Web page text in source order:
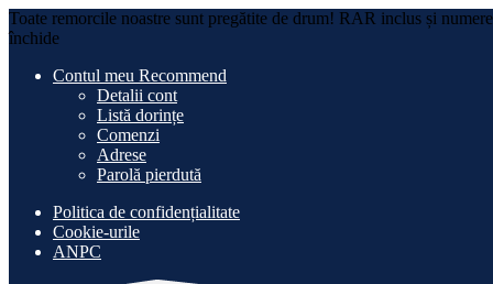
Toate remorcile noastre sunt pregătite de drum! RAR inclus și
închide
Contul meu Recommend
Detalii cont
Listă dorințe
Comenzi
Adrese
Parolă pierdută
Politica de confidențialitate
Cookie-urile
ANPC